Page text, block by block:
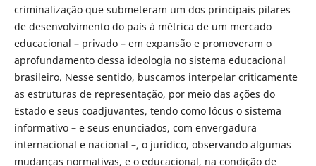
criminalização que submeteram um dos principais pilares
de desenvolvimento do país à métrica de um mercado
educacional – privado – em expansão e promoveram o
aprofundamento dessa ideologia no sistema educacional
brasileiro. Nesse sentido, buscamos interpelar criticamente
as estruturas de representação, por meio das ações do
Estado e seus coadjuvantes, tendo como lócus o sistema
informativo – e seus enunciados, com envergadura
internacional e nacional –, o jurídico, observando algumas
mudanças normativas, e o educacional, na condição de